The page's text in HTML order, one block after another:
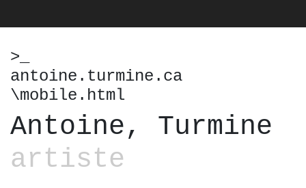
>_
antoine.turmine.ca
\mobile.html
Antoine, Turmine
artiste